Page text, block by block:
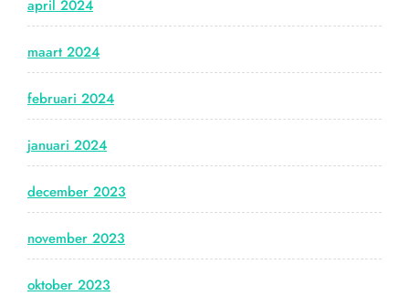
april 2024
maart 2024
februari 2024
januari 2024
december 2023
november 2023
oktober 2023